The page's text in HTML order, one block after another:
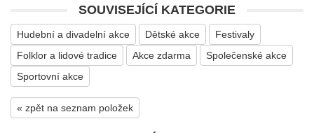
SOUVISEJÍCÍ KATEGORIE
Hudební a divadelní akce Dětské akce
Festivaly
Folklor a lidové tradice
Akce zdarma
Společenské akce
Sportovní akce
« zpět na seznam položek